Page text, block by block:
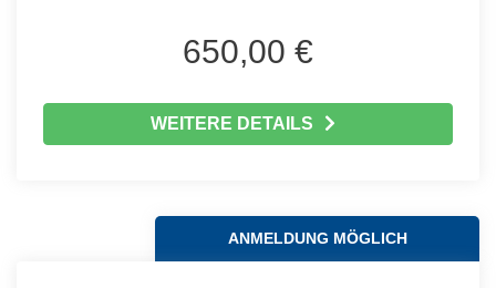
650,00 €
WEITERE DETAILS
ANMELDUNG MÖGLICH